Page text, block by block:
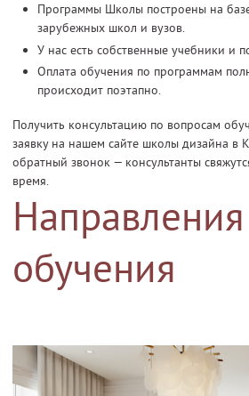
Программы Школы построены на
зарубежных школ и вузов.
У нас есть собственные учебники и
Оплата обучения по программам
происходит поэтапно.
Получить консультацию по вопросам
заявку на нашем сайте школы дизайна в
обратный звонок — консультанты
время.
Направления
обучения